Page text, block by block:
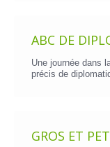
ABC DE
Une journée dans
précis de
GROS ET